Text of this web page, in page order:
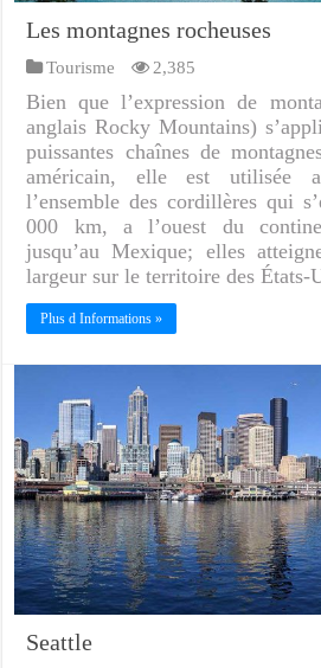
Les montagnes rocheuses
Tourisme 2,385
Bien que l’expression de
anglais Rocky Mountains)
puissantes chaînes de
américain, elle est utilisée
l’ensemble des cordillères qui
000 km, a l’ouest du
jusqu’au Mexique; elles
largeur sur le territoire des
Plus d Informations »
Seattle